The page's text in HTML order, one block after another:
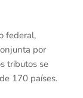
federal,
por
tributos se
170 países.